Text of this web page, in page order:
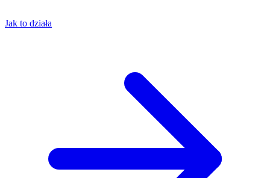
Jak to działa